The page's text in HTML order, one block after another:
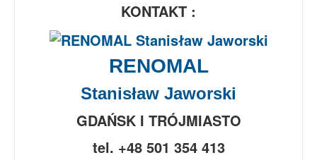
KONTAKT :
RENOMAL
Stanisław Jaworski
GDAŃSK I TRÓJMIASTO
tel. +48 501 354 413